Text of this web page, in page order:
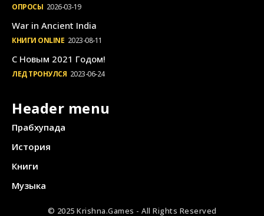
ОПРОСЫ 2026-03-19
War in Ancient India
КНИГИ ONLINE 2023-08-11
С Новым 2021 Годом!
ЛЕД ТРОНУЛСЯ 2023-06-24
Header menu
Прабхупада
История
Книги
Музыка
© 2025 Krishna.Games - All Rights Reserved